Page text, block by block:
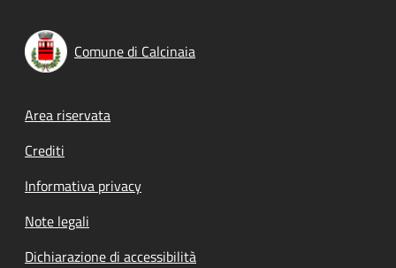
Comune di Calcinaia
Footer menu
Area riservata
Crediti
Informativa privacy
Note legali
Dichiarazione di accessibilità